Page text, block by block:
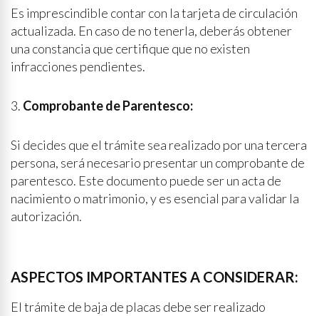
Es imprescindible contar con la tarjeta de circulación
actualizada. En caso de no tenerla, deberás obtener
una constancia que certifique que no existen
infracciones pendientes.
3. Comprobante de Parentesco:
Si decides que el trámite sea realizado por una tercera
persona, será necesario presentar un comprobante de
parentesco. Este documento puede ser un acta de
nacimiento o matrimonio, y es esencial para validar la
autorización.
ASPECTOS IMPORTANTES A CONSIDERAR:
El trámite de baja de placas debe ser realizado